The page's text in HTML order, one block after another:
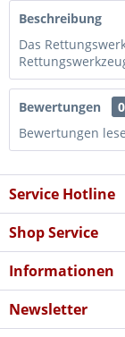
Beschreibung
Das
Bewertungen
0
Bewertungen
Service Hotline
Shop Service
Informationen
Newsletter